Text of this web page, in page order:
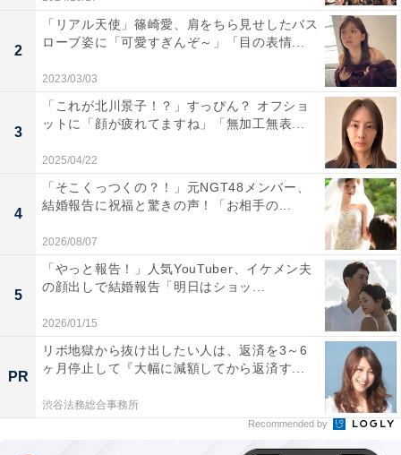
2
「リアル天使」篠崎愛、肩をちら見せしたバス
ローブ姿に「可愛すぎんぞ～」「目の表情...
2023/03/03
3
「これが北川景子！？」すっぴん？ オフショ
ットに「顔が疲れてますね」「無加工無表...
2025/04/22
4
「そこくっつくの？！」元NGT48メンバー、
結婚報告に祝福と驚きの声！「お相手の...
2026/08/07
5
「やっと報告！」人気YouTuber、イケメン夫
の顔出しで結婚報告「明日はショッ...
2026/01/15
PR
リボ地獄から抜け出したい人は、返済を3～6
ヶ月停止して『大幅に減額してから返済す...
渋谷法務総合事務所
Recommended by